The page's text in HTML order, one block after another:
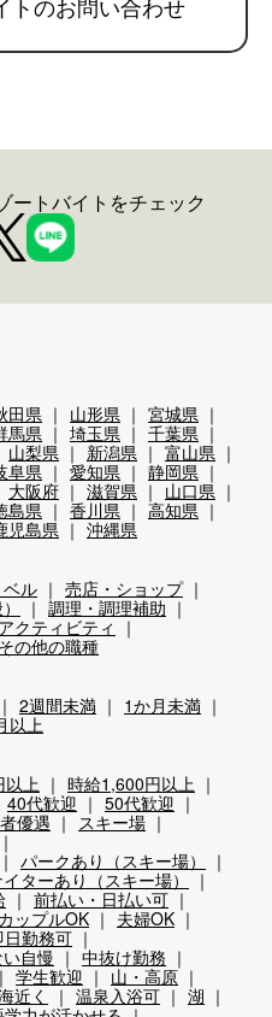
トのお問い合わせ
ートバイトをチェック
田県 山形県
宮城県
馬県 埼玉県
千葉県
山梨県 新潟県
富山県
阜県 愛知県
静岡県
大阪府 滋賀県
山口県
島県 香川県
高知県
児島県 沖縄県
ル
売店・ショップ
調理・調理補助
クティビティ
その他の職種
2週間未満
1か月未満
以上
以上
時給1,600円以上
40代歓迎
50代歓迎
優遇
スキー場
パークあり（スキー場）
ターあり（スキー場）
前払い・日払い可
カップルOK
夫婦OK
日勤務可
い自慢
中抜け勤務
学生歓迎
山・高原
近く 温泉入浴可
湖